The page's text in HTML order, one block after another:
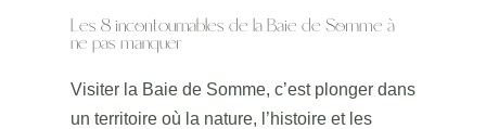
Les 8 incontournables de la Baie de Somme à
ne pas manquer
Visiter la Baie de Somme, c’est plonger dans
un territoire où la nature, l’histoire et les